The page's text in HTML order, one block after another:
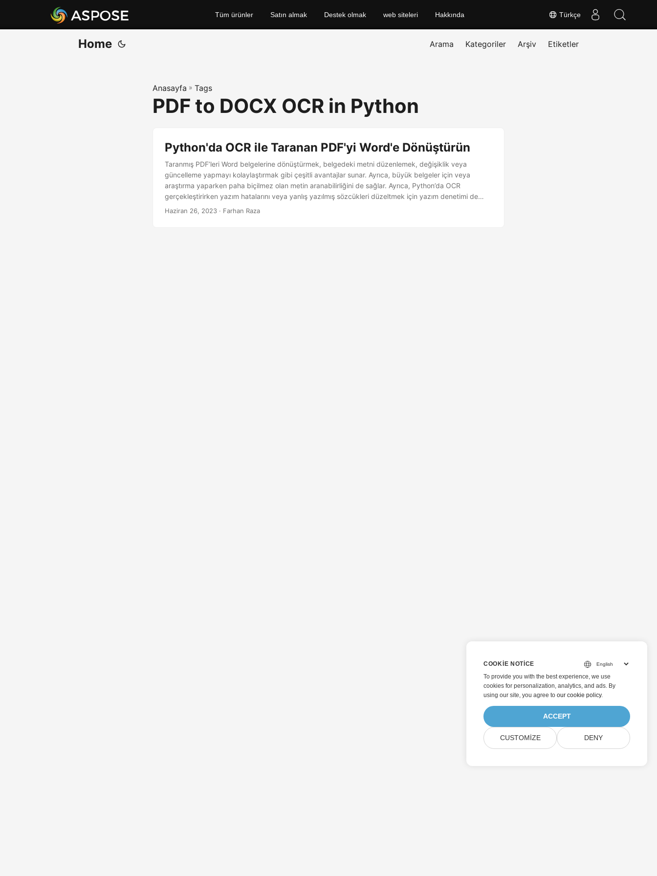
Türkçe
Tüm ürünler Satın almak Destek olmak web siteleri Hakkında
Home Arama Kategoriler Arşiv Etiketler
Anasayfa » Tags
PDF to DOCX OCR in Python
Python'da OCR ile Taranan PDF'yi Word'e Dönüştürün
Taranmış PDF’leri Word belgelerine dönüştürmek, belgedeki metni düzenlemek, değişiklik veya
güncelleme yapmayı kolaylaştırmak gibi çeşitli avantajlar sunar. Ayrıca, büyük belgeler için veya
araştırma yaparken paha biçilmez olan metin aranabilirliğini de sağlar. Ayrıca, Python’da OCR
gerçekleştirirken yazım hatalarını veya yanlış yazılmış sözcükleri düzeltmek için yazım denetimi de
yapabilirsiniz.
Haziran 26, 2023 · Farhan Raza
COOKIE NOTICE
To provide you with the best experience, we use
cookies for personalization, analytics, and ads. By
using our site, you agree to our cookie policy.
ACCEPT
CUSTOMIZE DENY